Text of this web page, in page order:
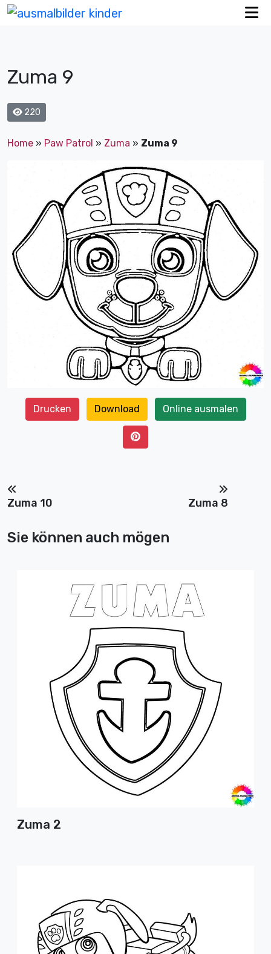
Zuma 9
220
Home » Paw Patrol » Zuma » Zuma 9
Drucken Download Online ausmalen
Zuma 10 Zuma 8
Sie können auch mögen
Zuma 2